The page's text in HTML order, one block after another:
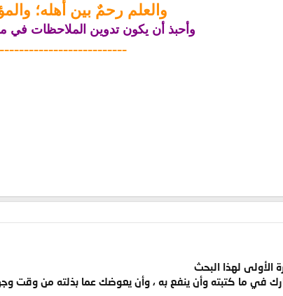
والعلم رحمٌ بين أهله؛
وأحبذ أن يكون تدوين الملاحظات
لهذا البحث
في ما كتبته وأن ينفع به ، وأن يعوضك عما بذلته من وقت